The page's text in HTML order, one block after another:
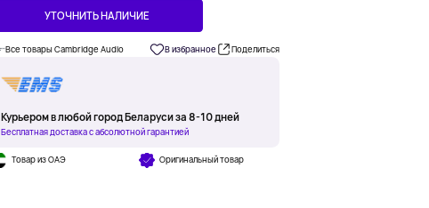
УТОЧНИТЬ НАЛИЧИЕ
Все товары Cambridge Audio В избранное Поделиться
Курьером в любой город Беларуси за 8-10 дней
Бесплатная доставка с абсолютной гарантией
Товар из ОАЭ Оригинальный товар